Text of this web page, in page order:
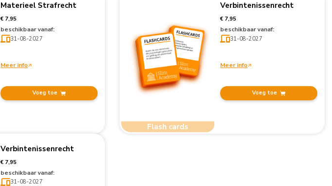
Materieel Strafrecht
€ 7,95
beschikbaar vanaf:
31-08-2027
Meer info
Voeg toe
Flash cards
Verbintenissenrecht
€ 7,95
beschikbaar vanaf:
31-08-2027
Meer info
Voeg toe
Verbintenissenrecht
€ 7,95
beschikbaar vanaf:
31-08-2027